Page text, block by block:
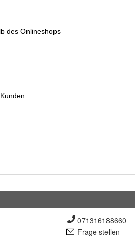
071316188660
Frage stellen